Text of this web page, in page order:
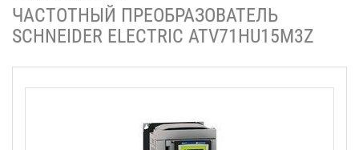
ЧАСТОТНЫЙ ПРЕОБРАЗОВАТЕЛЬ
SCHNEIDER ELECTRIC ATV71HU15M3Z